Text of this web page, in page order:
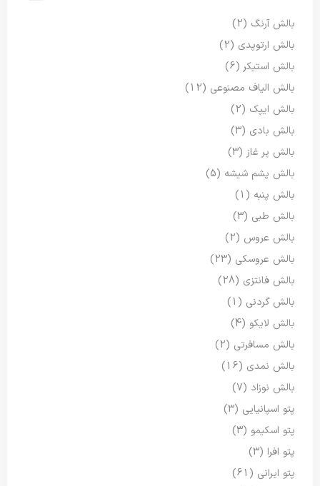
بالش آرنگ (2)
بالش ارتوپدی (2)
بالش استیکر (6)
بالش الیاف مصنوعی (12)
بالش ایپک (2)
بالش بادی (3)
بالش پر غاز (3)
بالش پشم شیشه (5)
بالش پنبه (1)
بالش طبی (3)
بالش عروس (2)
بالش عروسکی (23)
بالش فانتزی (28)
بالش گردنی (1)
بالش لایکو (4)
بالش مسافرتی (2)
بالش نمدی (16)
بالش نوزاد (7)
پتو اسپانیایی (3)
پتو اسکیمو (3)
پتو افرا (3)
پتو ایرانی (61)